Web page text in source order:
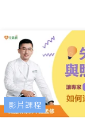
影片課程